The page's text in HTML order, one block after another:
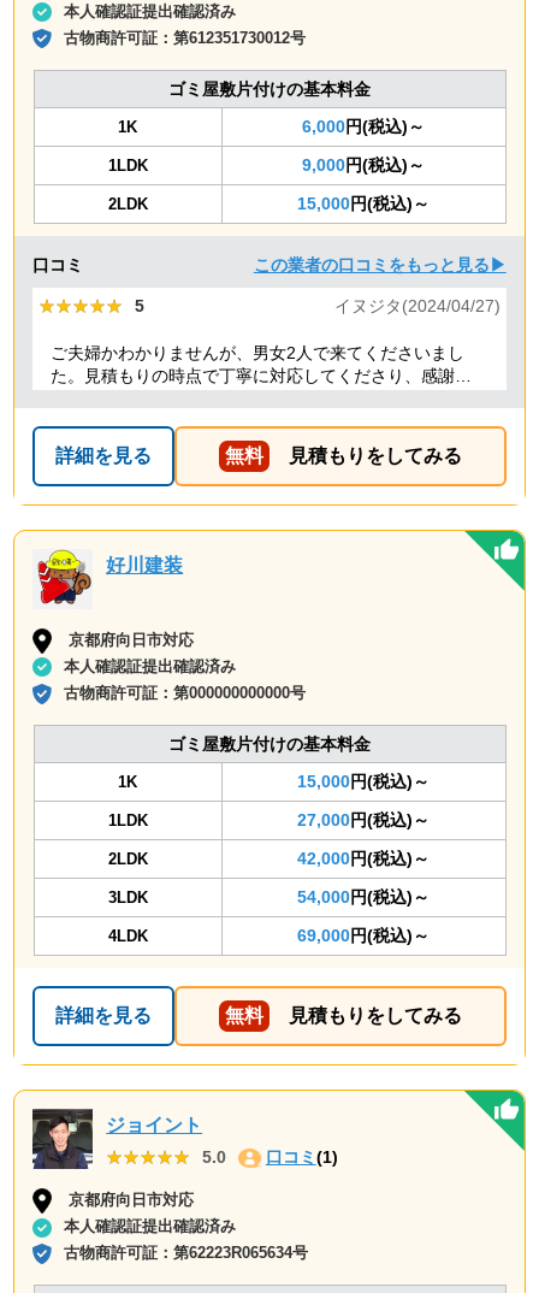
本人確認証提出確認済み
古物商許可証：第612351730012号
ゴミ屋敷片付けの基本料金
1K 6,000円(税込)～
1LDK 9,000円(税込)～
2LDK 15,000円(税込)～
口コミ この業者の口コミをもっと見る▶
★★★★★
★★★★★ 5 イヌジタ(2024/04/27)
ご夫婦かわかりませんが、男女2人で来てくださいまし
た。見積もりの時点で丁寧に対応してくださり、感謝し
詳細を見る 無料 見積もりをしてみる
好川建装
京都府向日市対応
本人確認証提出確認済み
古物商許可証：第000000000000号
ゴミ屋敷片付けの基本料金
1K 15,000円(税込)～
1LDK 27,000円(税込)～
2LDK 42,000円(税込)～
3LDK 54,000円(税込)～
4LDK 69,000円(税込)～
詳細を見る 無料 見積もりをしてみる
ジョイント
★★★★★
★★★★★ 5.0 口コミ (1)
京都府向日市対応
本人確認証提出確認済み
古物商許可証：第62223R065634号